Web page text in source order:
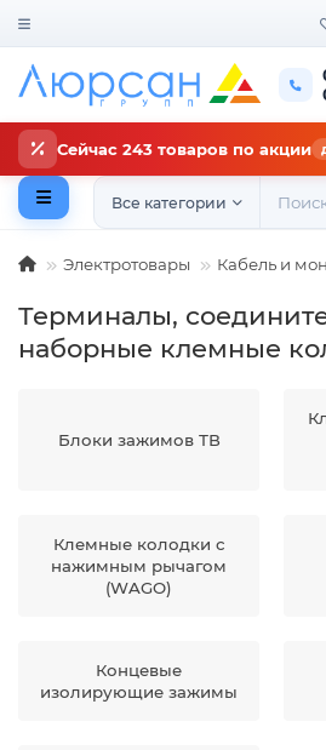
Сейчас 243 товаров по акции
Все категории
Электротовары Кабель и
Терминалы,
наборные клемные
Блоки зажимов ТВ
Клемные колодки с
нажимным рычагом
(WAGO)
Концевые
изолирующие зажимы